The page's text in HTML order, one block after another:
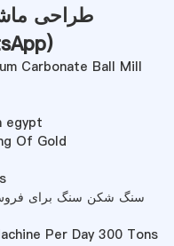
طراحی
)
Carbonate Ball Mill
egypt
Of Gold
سنگ شکن سنگ برای
Per Day 300 Tons